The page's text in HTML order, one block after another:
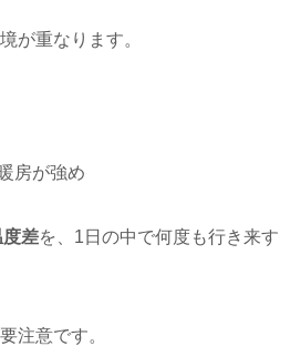
が重なります。
房が強め
差を、1日の中で何度も行き来す
注意です。